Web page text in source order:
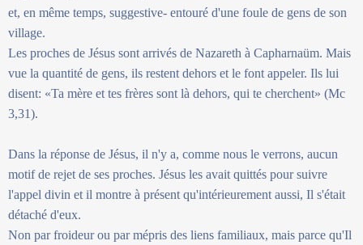
et, en même temps, suggestive- entouré d'une foule de gens de son
village.
Les proches de Jésus sont arrivés de Nazareth à Capharnaüm. Mais
vue la quantité de gens, ils restent dehors et le font appeler. Ils lui
disent: «Ta mère et tes frères sont là dehors, qui te cherchent» (Mc
3,31).
Dans la réponse de Jésus, il n'y a, comme nous le verrons, aucun
motif de rejet de ses proches. Jésus les avait quittés pour suivre
l'appel divin et il montre à présent qu'intérieurement aussi, Il s'était
détaché d'eux.
Non par froideur ou par mépris des liens familiaux, mais parce qu'Il